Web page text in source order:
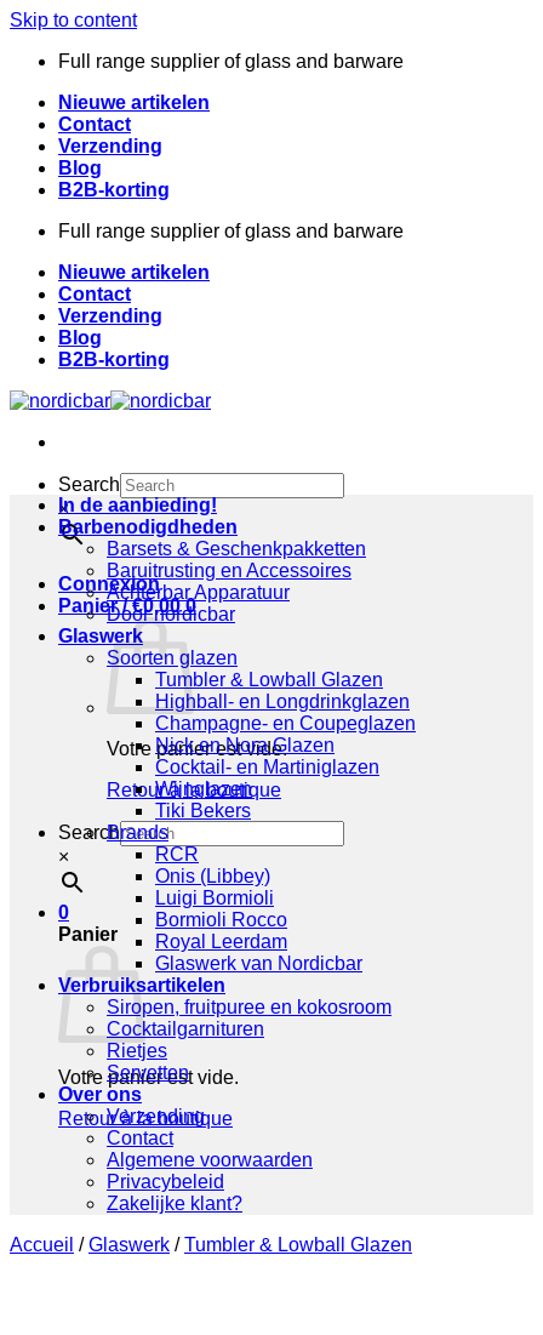
Skip to content
Full range supplier of glass and barware
Nieuwe artikelen
Contact
Verzending
Blog
B2B-korting
Full range supplier of glass and barware
Nieuwe artikelen
Contact
Verzending
Blog
B2B-korting
Search
×
Connexion
Panier /€0,00 0
Votre panier est vide.
Retour à la boutique
Search
×
0
Panier
Votre panier est vide.
Retour à la boutique
In de aanbieding!
Barbenodigdheden
Barsets & Geschenkpakketten
Baruitrusting en Accessoires
Achterbar Apparatuur
Door nordicbar
Glaswerk
Soorten glazen
Tumbler & Lowball Glazen
Highball- en Longdrinkglazen
Champagne- en Coupeglazen
Nick en Nora Glazen
Cocktail- en Martiniglazen
Wijnglazen
Tiki Bekers
Brands
RCR
Onis (Libbey)
Luigi Bormioli
Bormioli Rocco
Royal Leerdam
Glaswerk van Nordicbar
Verbruiksartikelen
Siropen, fruitpuree en kokosroom
Cocktailgarnituren
Rietjes
Servetten
Over ons
Verzending
Contact
Algemene voorwaarden
Privacybeleid
Zakelijke klant?
Accueil / Glaswerk / Tumbler & Lowball Glazen